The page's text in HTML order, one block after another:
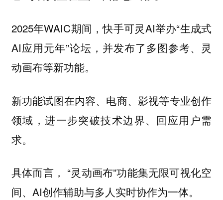
2025年WAIC期间，快手可灵AI举办“生成式
AI应用元年”论坛，并发布了多图参考、灵
动画布等新功能。
新功能试图在内容、电商、影视等专业创作
领域，进一步突破技术边界、回应用户需
求。
具体而言， “灵动画布”功能集无限可视化空
间、AI创作辅助与多人实时协作为一体。